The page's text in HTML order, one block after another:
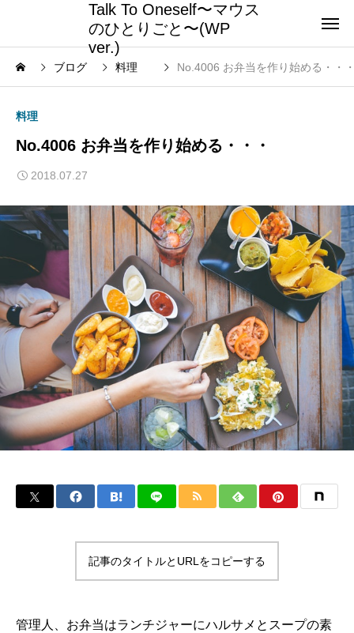
Talk To Oneself〜マウス
のひとりごと〜(WP
ver.)
ブログ 料理 No.4006 お弁当を作り始める・・
料理
No.4006 お弁当を作り始める・・・
2018.07.27
記事のタイトルとURLをコピーする
管理人、お弁当はランチジャーにハルサメとスープの素